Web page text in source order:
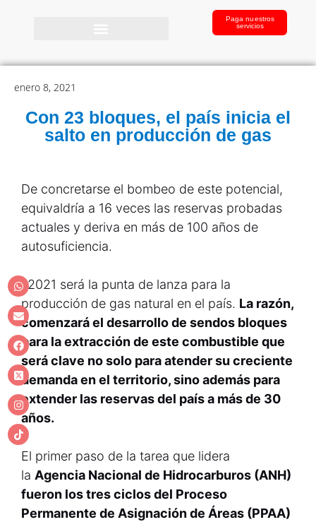
Paga nuestros
servicios
enero 8, 2021
Con 23 bloques, el país inicia el
salto en producción de gas
De concretarse el bombeo de este potencial,
equivaldría a 16 veces las reservas probadas
actuales y deriva en más de 100 años de
autosuficiencia.
l 2021 será la punta de lanza para la
producción de gas natural en el país. La razón,
comenzará el desarrollo de sendos bloques
para la extracción de este combustible que
será clave no solo para atender su creciente
demanda en el territorio, sino además para
extender las reservas del país a más de 30
años.
El primer paso de la tarea que lidera
la Agencia Nacional de Hidrocarburos (ANH)
fueron los tres ciclos del Proceso
Permanente de Asignación de Áreas (PPAA)